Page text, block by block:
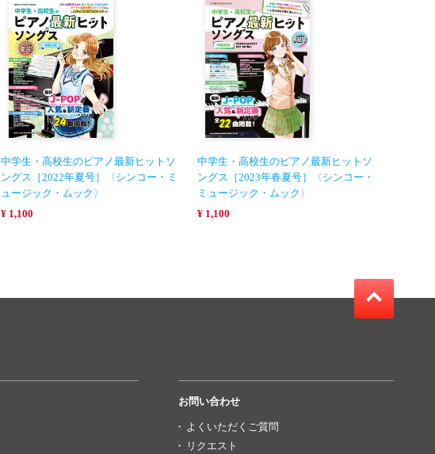
中学生・高校生のピアノ最新ヒットソ
ングス［2022年夏号］〈シンコー・ミ
ュージック・ムック〉
¥ 1,100
中学生・高校生のピアノ最新ヒットソ
ングス［2023年春夏号］〈シンコー・
ミュージック・ムック〉
¥ 1,100
お問い合わせ
よくいただくご質問
リクエスト